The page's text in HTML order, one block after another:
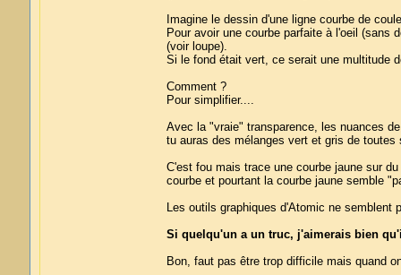
Imagine le dessin d'une ligne courbe de
Pour avoir une courbe parfaite à l'oeil (sans
(voir loupe).
Si le fond était vert, ce serait une multitude
Comment ?
Pour simplifier....
Avec la "vraie" transparence, les nuances
tu auras des mélanges vert et gris de toutes
C'est fou mais trace une courbe jaune sur
courbe et pourtant la courbe jaune semble
Les outils graphiques d'Atomic ne semblent
Si quelqu'un a un truc, j'aimerais bien
Bon, faut pas être trop difficile mais quand